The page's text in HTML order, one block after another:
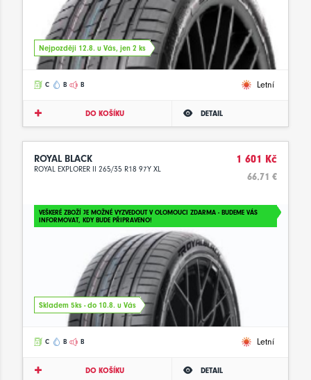
Nejpozději 12.8. u Vás, jen 2 ks
C B B Letní
DO KOŠÍKU DETAIL
ROYAL BLACK
ROYAL EXPLORER II 265/35 R18 97Y XL
1 601 Kč
66.71 €
VEŠKERÉ ZBOŽÍ JE MOŽNÉ VYZVEDOUT V OLOMOUCI ZDARMA - BUDEME VÁS
INFORMOVAT, KDY BUDE PŘIPRAVENO!
Skladem 5ks - do 10.8. u Vás
C B B Letní
DO KOŠÍKU DETAIL